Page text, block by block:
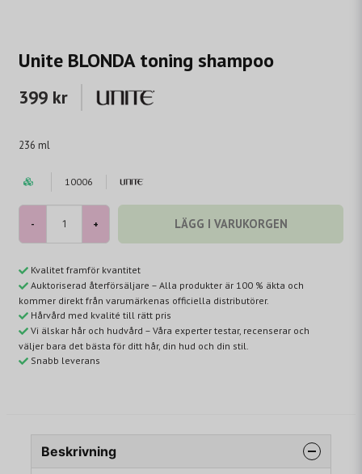
Unite BLONDA toning shampoo
399 kr
236 ml
10006
- + LÄGG I VARUKORGEN
Kvalitet framför kvantitet
Auktoriserad återförsäljare – Alla produkter är 100 % äkta och
kommer direkt från varumärkenas officiella distributörer.
Hårvård med kvalité till rätt pris
Vi älskar hår och hudvård – Våra experter testar, recenserar och
väljer bara det bästa för ditt hår, din hud och din stil.
Snabb leverans
Beskrivning